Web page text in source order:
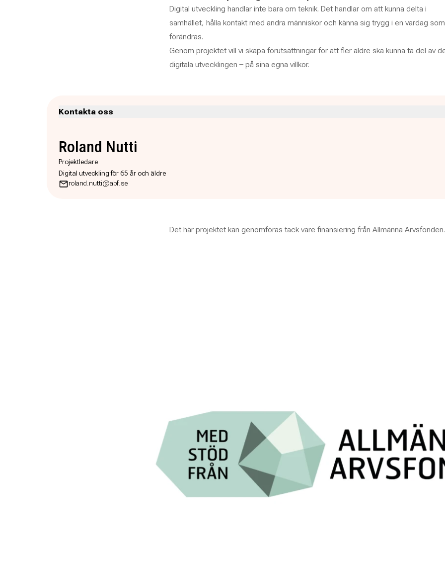
Digital utveckling handlar inte bara om teknik. Det handlar om att kunna delta i
samhället, hålla kontakt med andra människor och känna sig trygg i en vardag som
förändras.
Genom projektet vill vi skapa förutsättningar för att fler äldre ska kunna ta del av
digitala utvecklingen – på sina egna villkor.
Kontakta oss
Roland Nutti
Projektledare
Digital utveckling för 65 år och äldre
roland.nutti@abf.se
Det här projektet kan genomföras tack vare finansiering från Allmänna Arvsfonden.